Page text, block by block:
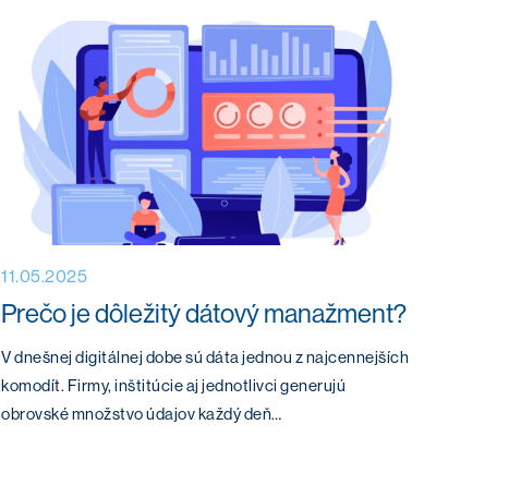
11.05.2025
Prečo je dôležitý dátový manažment?
V dnešnej digitálnej dobe sú dáta jednou z najcennejších
komodít. Firmy, inštitúcie aj jednotlivci generujú
obrovské množstvo údajov každý deň…